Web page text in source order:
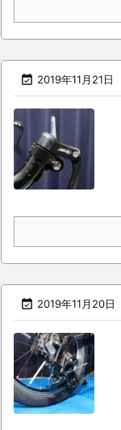
 2019年11月21日
 2019年11月20日